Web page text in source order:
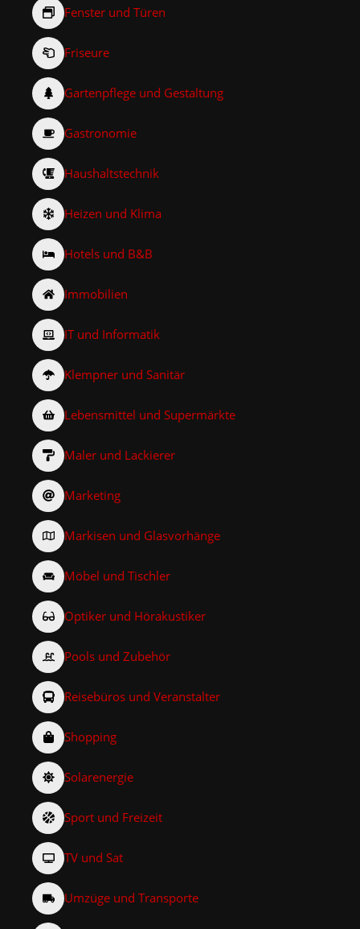
Fenster und Türen
Friseure
Gartenpflege und Gestaltung
Gastronomie
Haushaltstechnik
Heizen und Klima
Hotels und B&B
Immobilien
IT und Informatik
Klempner und Sanitär
Lebensmittel und Supermärkte
Maler und Lackierer
Marketing
Markisen und Glasvorhänge
Möbel und Tischler
Optiker und Hörakustiker
Pools und Zubehör
Reisebüros und Veranstalter
Shopping
Solarenergie
Sport und Freizeit
TV und Sat
Umzüge und Transporte